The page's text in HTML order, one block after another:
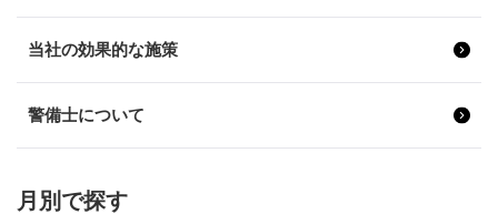
当社の効果的な施策
警備士について
月別で探す